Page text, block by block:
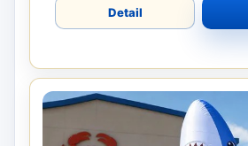
Detail